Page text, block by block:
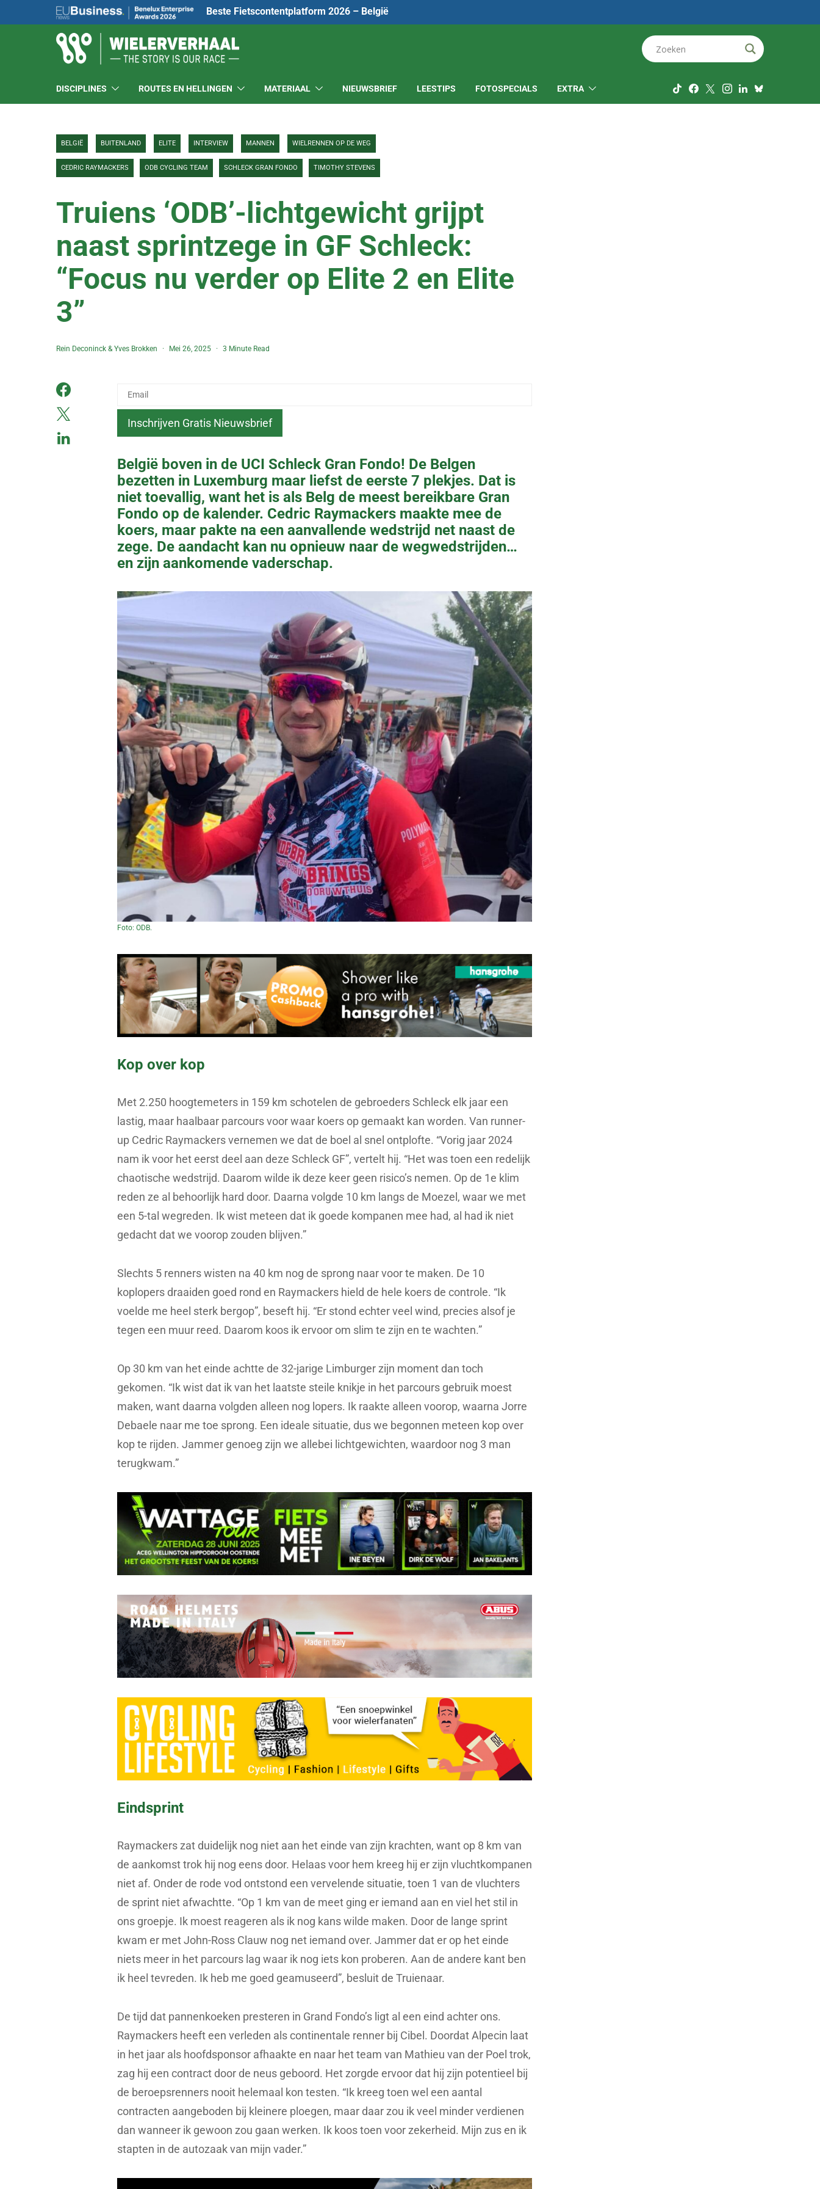
Beste Fietscontentplatform 2026 – België
DISCIPLINES ROUTES EN HELLINGEN MATERIAAL NIEUWSBRIEF LEESTIPS FOTOSPECIALS EXTRA
BELGIË BUITENLAND ELITE INTERVIEW MANNEN WIELRENNEN OP DE WEG
CEDRIC RAYMACKERS ODB CYCLING TEAM SCHLECK GRAN FONDO TIMOTHY STEVENS
Truiens ‘ODB’-lichtgewicht grijpt
naast sprintzege in GF Schleck:
“Focus nu verder op Elite 2 en Elite
3”
Rein Deconinck &Yves Brokken Mei 26, 2025 3 Minute Read
België boven in de UCI Schleck Gran Fondo! De Belgen
bezetten in Luxemburg maar liefst de eerste 7 plekjes. Dat is
niet toevallig, want het is als Belg de meest bereikbare Gran
Fondo op de kalender. Cedric Raymackers maakte mee de
koers, maar pakte na een aanvallende wedstrijd net naast de
zege. De aandacht kan nu opnieuw naar de wegwedstrijden…
en zijn aankomende vaderschap.
Foto: ODB.
Kop over kop
Met 2.250 hoogtemeters in 159 km schotelen de gebroeders Schleck elk jaar een
lastig, maar haalbaar parcours voor waar koers op gemaakt kan worden. Van runner-
up Cedric Raymackers vernemen we dat de boel al snel ontplofte. “Vorig jaar 2024
nam ik voor het eerst deel aan deze Schleck GF”, vertelt hij. “Het was toen een redelijk
chaotische wedstrijd. Daarom wilde ik deze keer geen risico’s nemen. Op de 1e klim
reden ze al behoorlijk hard door. Daarna volgde 10 km langs de Moezel, waar we met
een 5-tal wegreden. Ik wist meteen dat ik goede kompanen mee had, al had ik niet
gedacht dat we voorop zouden blijven.”
Slechts 5 renners wisten na 40 km nog de sprong naar voor te maken. De 10
koplopers draaiden goed rond en Raymackers hield de hele koers de controle. “Ik
voelde me heel sterk bergop”, beseft hij. “Er stond echter veel wind, precies alsof je
tegen een muur reed. Daarom koos ik ervoor om slim te zijn en te wachten.”
Op 30 km van het einde achtte de 32-jarige Limburger zijn moment dan toch
gekomen. “Ik wist dat ik van het laatste steile knikje in het parcours gebruik moest
maken, want daarna volgden alleen nog lopers. Ik raakte alleen voorop, waarna Jorre
Debaele naar me toe sprong. Een ideale situatie, dus we begonnen meteen kop over
kop te rijden. Jammer genoeg zijn we allebei lichtgewichten, waardoor nog 3 man
terugkwam.”
Eindsprint
Raymackers zat duidelijk nog niet aan het einde van zijn krachten, want op 8 km van
de aankomst trok hij nog eens door. Helaas voor hem kreeg hij er zijn vluchtkompanen
niet af. Onder de rode vod ontstond een vervelende situatie, toen 1 van de vluchters
de sprint niet afwachtte. “Op 1 km van de meet ging er iemand aan en viel het stil in
ons groepje. Ik moest reageren als ik nog kans wilde maken. Door de lange sprint
kwam er met John-Ross Clauw nog net iemand over. Jammer dat er op het einde
niets meer in het parcours lag waar ik nog iets kon proberen. Aan de andere kant ben
ik heel tevreden. Ik heb me goed geamuseerd”, besluit de Truienaar.
De tijd dat pannenkoeken presteren in Grand Fondo’s ligt al een eind achter ons.
Raymackers heeft een verleden als continentale renner bij Cibel. Doordat Alpecin laat
in het jaar als hoofdsponsor afhaakte en naar het team van Mathieu van der Poel trok,
zag hij een contract door de neus geboord. Het zorgde ervoor dat hij zijn potentieel bij
de beroepsrenners nooit helemaal kon testen. “Ik kreeg toen wel een aantal
contracten aangeboden bij kleinere ploegen, maar daar zou ik veel minder verdienen
dan wanneer ik gewoon zou gaan werken. Ik koos toen voor zekerheid. Mijn zus en ik
stapten in de autozaak van mijn vader.”